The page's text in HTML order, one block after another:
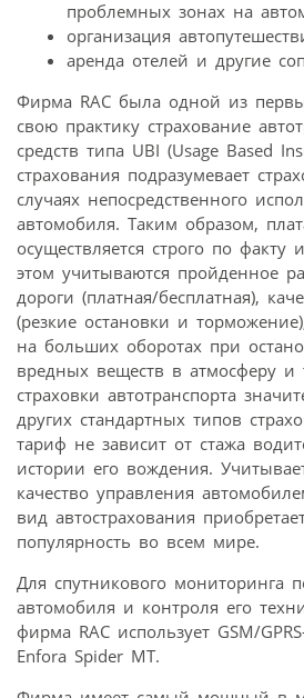
проблемных зонах на
организация
аренда отелей и другие
Фирма RAC была одной из
свою практику страхование
средств типа UBI (Usage Based
страхования подразумевает
случаях непосредственного
автомобиля. Таким образом,
осуществляется строго по факту
этом учитываются пройденное
дороги (платная/бесплатная),
(резкие остановки и
на больших оборотах при
вредных веществ в атмосферу и
страховки автотранспорта
других стандартных типов
тариф не зависит от стажа
истории его вождения.
качество управления
вид автострахования
популярность во всем мире.
Для спутникового мониторинга
автомобиля и контроля его
фирма RAC использует GSM/
Enfora Spider MT.